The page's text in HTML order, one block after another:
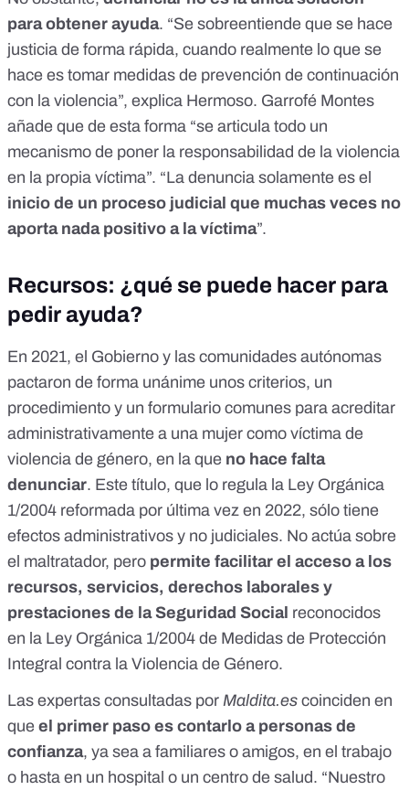
para obtener ayuda. “Se sobreentiende que se hace
justicia de forma rápida, cuando realmente lo que se
hace es tomar medidas de prevención de continuación
con la violencia”, explica Hermoso. Garrofé Montes
añade que de esta forma “se articula todo un
mecanismo de poner la responsabilidad de la violencia
en la propia víctima”. “La denuncia solamente es el
inicio de un proceso judicial que muchas veces no
aporta nada positivo a la víctima”.
Recursos: ¿qué se puede hacer para
pedir ayuda?
En 2021, el Gobierno y las comunidades autónomas
pactaron de forma unánime unos criterios, un
procedimiento y un formulario comunes para acreditar
administrativamente a una mujer como víctima de
violencia de género, en la que no hace falta
denunciar. Este título, que lo regula la Ley Orgánica
1/2004 reformada por última vez en 2022, sólo tiene
efectos administrativos y no judiciales. No actúa sobre
el maltratador, pero permite facilitar el acceso a los
recursos, servicios, derechos laborales y
prestaciones de la Seguridad Social reconocidos
en la Ley Orgánica 1/2004 de Medidas de Protección
Integral contra la Violencia de Género.
Las expertas consultadas por Maldita.es coinciden en
que el primer paso es contarlo a personas de
confianza, ya sea a familiares o amigos, en el trabajo
o hasta en un hospital o un centro de salud. “Nuestro